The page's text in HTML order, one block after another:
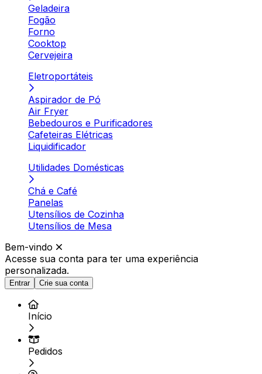
Geladeira
Fogão
Forno
Cooktop
Cervejeira
Eletroportáteis
Aspirador de Pó
Air Fryer
Bebedouros e Purificadores
Cafeteiras Elétricas
Liquidificador
Utilidades Domésticas
Chá e Café
Panelas
Utensílios de Cozinha
Utensílios de Mesa
Bem-vindo
Acesse sua conta para ter uma experiência
personalizada.
Entrar Crie sua conta
Início
Pedidos